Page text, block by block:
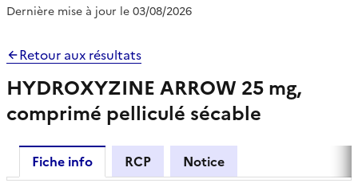
Dernière mise à jour le 03/08/2026
Retour aux résultats
HYDROXYZINE ARROW 25 mg,
comprimé pelliculé sécable
Fiche info RCP
Notice